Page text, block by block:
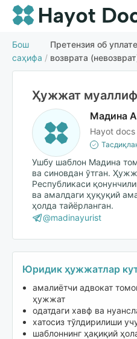
Бош
саҳифа /
Претензия об
возврата
Ҳужжат
Мадина
Hayot
Ушбу шаблон Мадина
ва синовдан ўтган.
Республикаси
ва амалдаги ҳуқуқий
ҳолда тайёрланган.
@madinayurist
Юридик ҳужжатлар
амалиётчи адвокат
ҳужжат
одатдаги хавф ва
хатосиз тўлдирилиши
шаблоннинг ҳақиқий